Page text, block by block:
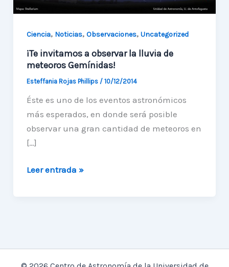
Ciencia, Noticias, Observaciones, Uncategorized
¡Te invitamos a observar la lluvia de
meteoros Gemínidas!
Esteffania Rojas Phillips / 10/12/2014
Éste es uno de los eventos astronómicos
más esperados, en donde será posible
observar una gran cantidad de meteoros en
[…]
¡Te
Leer entrada »